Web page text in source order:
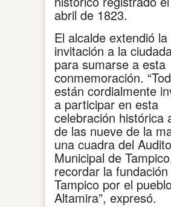
abril de 1823.
El alcalde extendió la
invitación a la
para sumarse a esta
conmemoración.
están cordialmente
a participar en esta
celebración histórica
de las nueve de la
una cuadra del
Municipal de
recordar la
Tampico por el
Altamira”, expresó.